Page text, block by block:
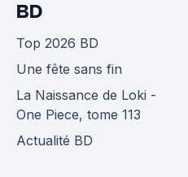
BD
Top 2026 BD
Une fête sans fin
La Naissance de Loki -
One Piece, tome 113
Actualité BD